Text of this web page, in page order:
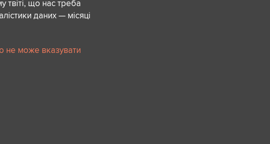
твіті, що нас треба
даних — місяці
не може вказувати